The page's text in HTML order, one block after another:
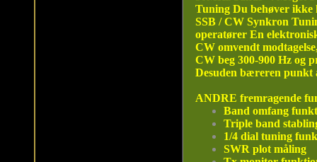
Tuning Du behøver ikke
SSB / CW Synkron
operatører En
CW omvendt
CW beg 300-900 Hz og
Desuden bæreren punkt
ANDRE fremragende
Band omfang
Triple band
1/4 dial tuning
SWR plot måling